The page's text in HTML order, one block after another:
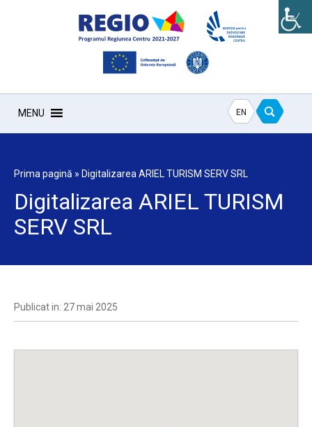
MENU EN
Prima pagină » Digitalizarea ARIEL TURISM SERV SRL
Digitalizarea ARIEL TURISM
SERV SRL
Publicat in: 27 mai 2025